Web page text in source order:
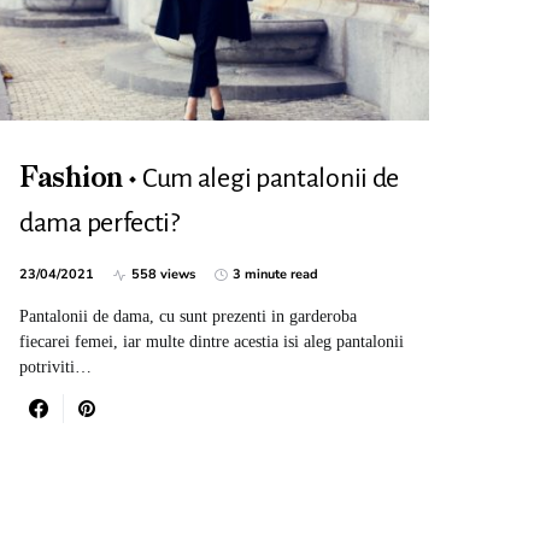
Fashion
Cum alegi pantalonii de
dama perfecti?
23/04/2021 558 views 3 minute read
Pantalonii de dama, cu sunt prezenti in garderoba
fiecarei femei, iar multe dintre acestia isi aleg pantalonii
potriviti…